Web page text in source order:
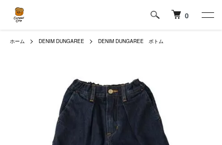
0
ホーム DENIM DUNGAREE DENIM DUNGAREE ボトム